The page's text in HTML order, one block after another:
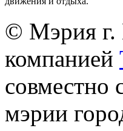
© Мэрия г.
компанией
совместно
мэрии